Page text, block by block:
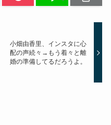
小畑由香里、インスタに心
配の声続々→もう着々と離
婚の準備してるだろうよ。